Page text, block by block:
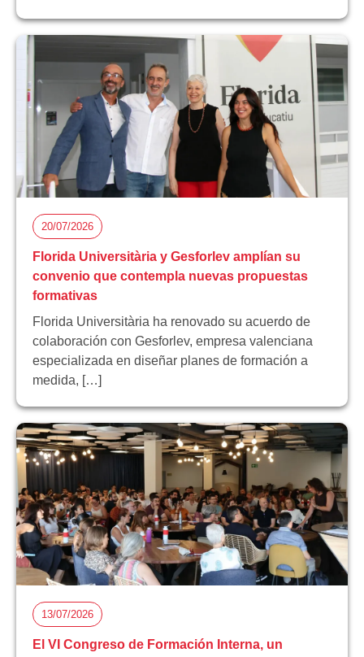
20/07/2026
Florida Universitària y Gesforlev amplían su
convenio que contempla nuevas propuestas
formativas
Florida Universitària ha renovado su acuerdo de
colaboración con Gesforlev, empresa valenciana
especializada en diseñar planes de formación a
medida, […]
13/07/2026
El VI Congreso de Formación Interna, un